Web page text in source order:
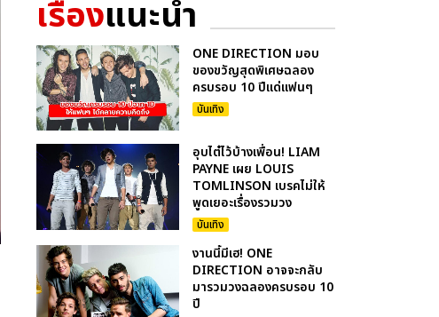
เรื่องแนะนำ
ONE DIRECTION มอบ
ของขวัญสุดพิเศษฉลอง
ครบรอบ 10 ปีแด่แฟนๆ
บันเทิง
อุบไต๋ไว้บ้างเพื่อน! LIAM
PAYNE เผย LOUIS
TOMLINSON เบรคไม่ให้
พูดเยอะเรื่องรวมวง
บันเทิง
งานนี้มีเฮ! ONE
DIRECTION อาจจะกลับ
มารวมวงฉลองครบรอบ 10
ปี